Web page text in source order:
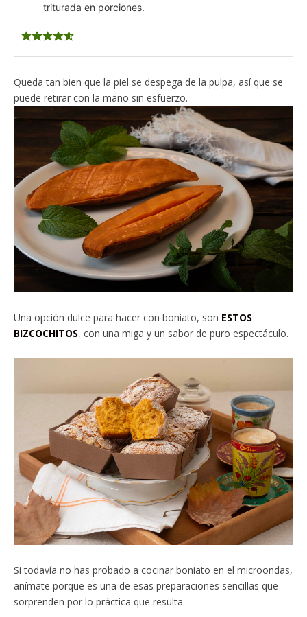
triturada en porciones.
Queda tan bien que la piel se despega de la pulpa, así que se
puede retirar con la mano sin esfuerzo.
Una opción dulce para hacer con boniato, son ESTOS
BIZCOCHITOS, con una miga y un sabor de puro espectáculo.
Si todavía no has probado a cocinar boniato en el microondas,
anímate porque es una de esas preparaciones sencillas que
sorprenden por lo práctica que resulta.